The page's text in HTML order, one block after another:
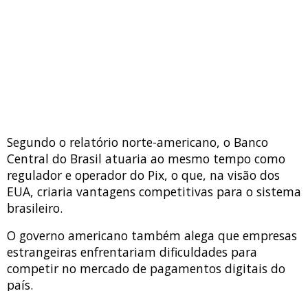
Segundo o relatório norte-americano, o Banco
Central do Brasil atuaria ao mesmo tempo como
regulador e operador do Pix, o que, na visão dos
EUA, criaria vantagens competitivas para o sistema
brasileiro.
O governo americano também alega que empresas
estrangeiras enfrentariam dificuldades para
competir no mercado de pagamentos digitais do
país.